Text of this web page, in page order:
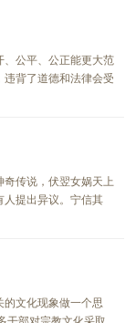
、公平、公正能更大范
背了道德和法律会受
传说，伏翌女娲天上
人提出异议。宁信其
文化现象做一个思